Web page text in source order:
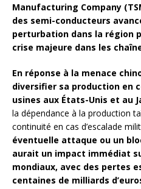
Manufacturing Company
des semi-conducteurs
perturbation dans la région
crise majeure dans les
En réponse à la menace
diversifier sa production en
usines aux États-Unis et au
la dépendance à la production
continuité en cas d’escalade
éventuelle attaque ou un
aurait un impact immédiat
mondiaux, avec des pertes
centaines de milliards